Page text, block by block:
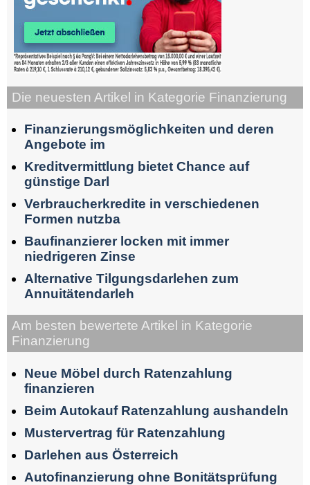
Die neuesten Artikel in Kategorie Finanzierung
Finanzierungsmöglichkeiten und deren
Angebote im
Kreditvermittlung bietet Chance auf
günstige Darl
Verbraucherkredite in verschiedenen
Formen nutzba
Baufinanzierer locken mit immer
niedrigeren Zinse
Alternative Tilgungsdarlehen zum
Annuitätendarleh
Am besten bewertete Artikel in Kategorie
Finanzierung
Neue Möbel durch Ratenzahlung
finanzieren
Beim Autokauf Ratenzahlung aushandeln
Mustervertrag für Ratenzahlung
Darlehen aus Österreich
Autofinanzierung ohne Bonitätsprüfung